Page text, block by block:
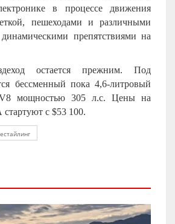
в процессе движения
пешеходами и различными
препятствиями на
остается прежним. Под
бессменный пока 4,6-литровый
8 мощностью 305 л.с. Цены на
с $53 100.